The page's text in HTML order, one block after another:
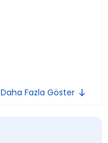
Daha Fazla Göster